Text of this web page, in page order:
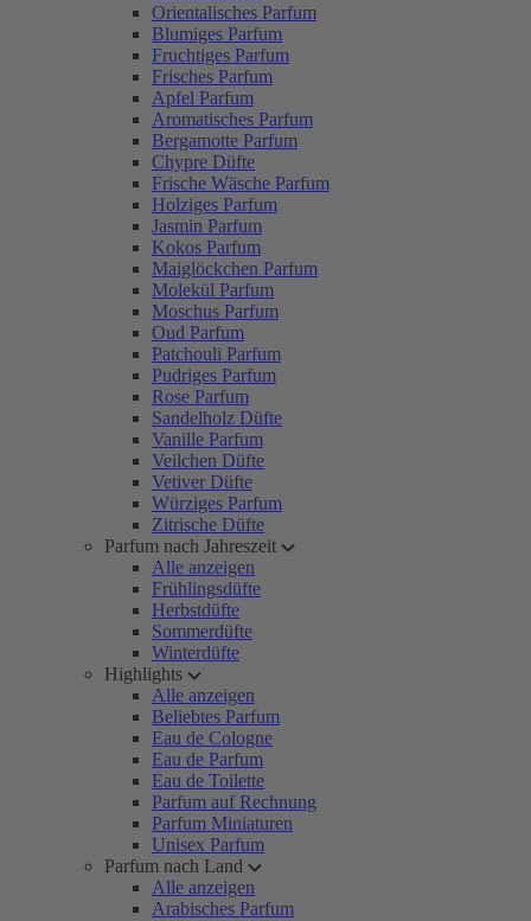
Orientalisches Parfum
Blumiges Parfum
Fruchtiges Parfum
Frisches Parfum
Apfel Parfum
Aromatisches Parfum
Bergamotte Parfum
Chypre Düfte
Frische Wäsche Parfum
Holziges Parfum
Jasmin Parfum
Kokos Parfum
Maiglöckchen Parfum
Molekül Parfum
Moschus Parfum
Oud Parfum
Patchouli Parfum
Pudriges Parfum
Rose Parfum
Sandelholz Düfte
Vanille Parfum
Veilchen Düfte
Vetiver Düfte
Würziges Parfum
Zitrische Düfte
Parfum nach Jahreszeit
Alle anzeigen
Frühlingsdüfte
Herbstdüfte
Sommerdüfte
Winterdüfte
Highlights
Alle anzeigen
Beliebtes Parfum
Eau de Cologne
Eau de Parfum
Eau de Toilette
Parfum auf Rechnung
Parfum Miniaturen
Unisex Parfum
Parfum nach Land
Alle anzeigen
Arabisches Parfum